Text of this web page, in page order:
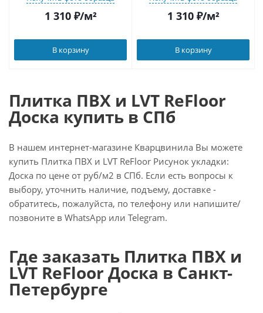
1 310₽/м²
В корзину
1 310₽/м²
В корзину
Плитка ПВХ и LVT ReFloor
Доска купить в СПб
В нашем интернет-магазине Кварцвинила Вы можете
купить Плитка ПВХ и LVT ReFloor Рисунок укладки:
Доска по цене от руб/м2 в СПб. Если есть вопросы к
выбору, уточнить наличие, подъему, доставке -
обратитесь, пожалуйста, по телефону или напишите/
позвоните в WhatsApp или Telegram.
Где заказать Плитка ПВХ и
LVT ReFloor Доска в Санкт-
Петербурге